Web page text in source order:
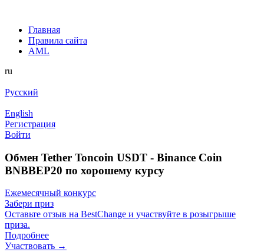
Главная
Правила сайта
AML
ru
Русский
English
Регистрация
Войти
Обмен Tether Toncoin USDT - Binance Coin
BNBBEP20 по хорошему курсу
Ежемесячный конкурс
Забери приз
Оставьте отзыв на BestChange и участвуйте в розыгрыше
приза.
Подробнее
Участвовать →